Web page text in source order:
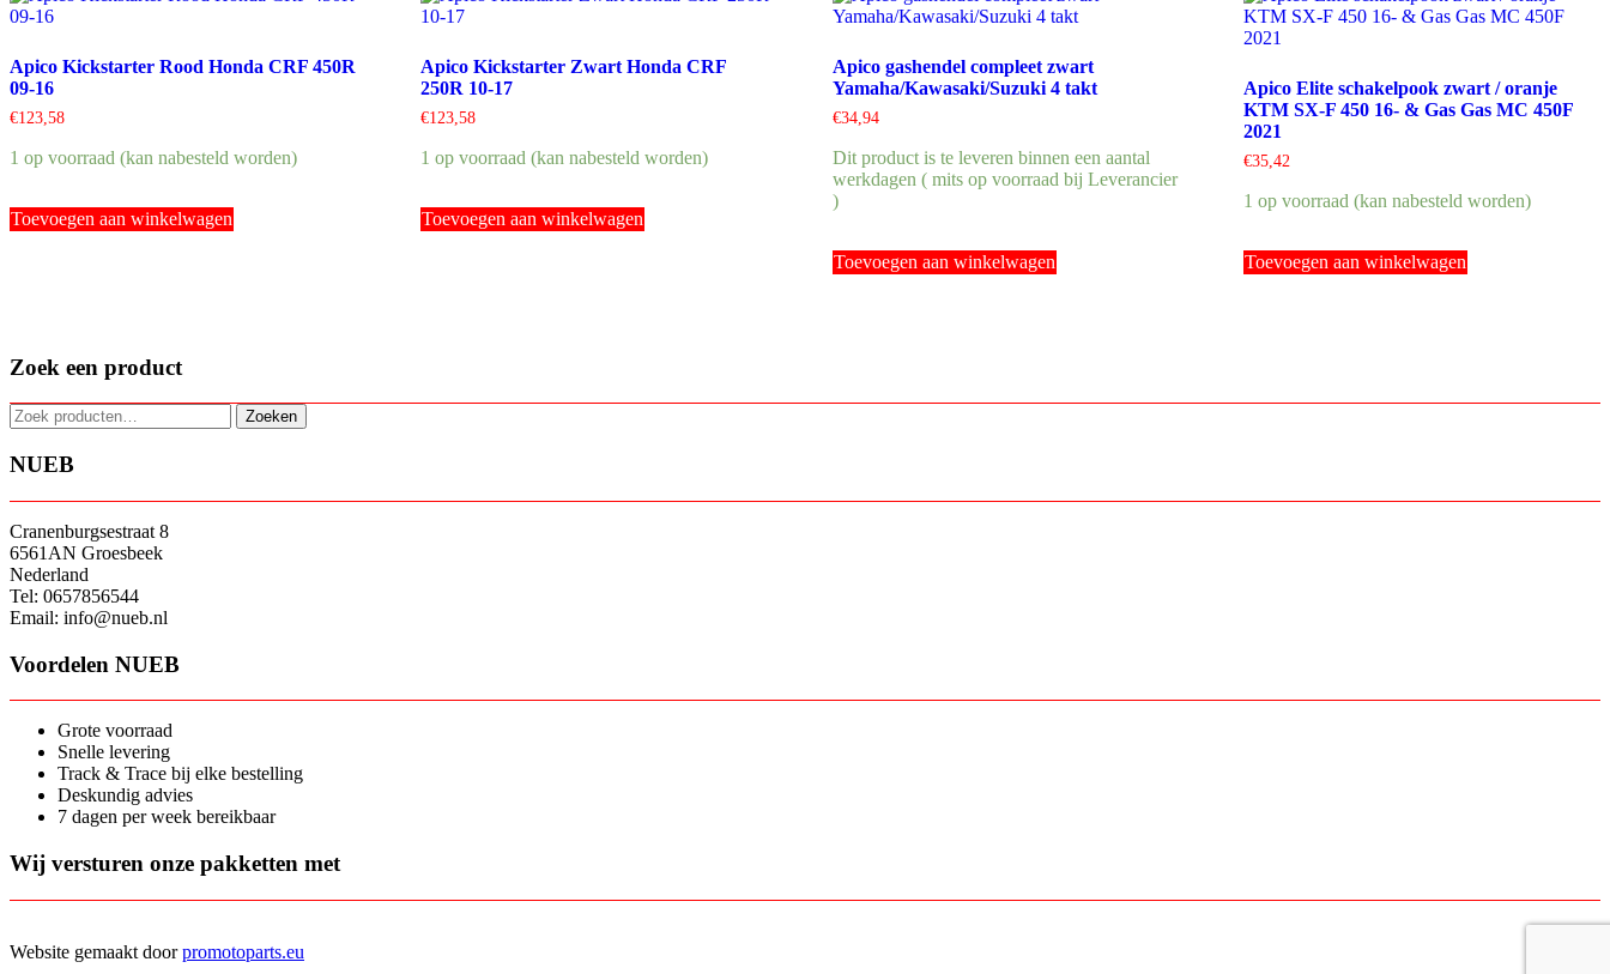
Apico Kickstarter Rood Honda CRF 450R
09-16
€123,58
1 op voorraad (kan nabesteld worden)
Toevoegen aan winkelwagen
Apico Kickstarter Zwart Honda CRF
250R 10-17
€123,58
1 op voorraad (kan nabesteld worden)
Toevoegen aan winkelwagen
Apico gashendel compleet zwart
Yamaha/Kawasaki/Suzuki 4 takt
€34,94
Dit product is te leveren binnen een aantal
werkdagen ( mits op voorraad bij Leverancier
)
Toevoegen aan winkelwagen
Apico Elite schakelpook zwart / oranje
KTM SX-F 450 16- & Gas Gas MC 450F
2021
€35,42
1 op voorraad (kan nabesteld worden)
Toevoegen aan winkelwagen
Zoek een product
Zoeken
naar:
Zoeken
NUEB
Cranenburgsestraat 8
6561AN Groesbeek
Nederland
Tel: 0657856544
Email: info@nueb.nl
Voordelen NUEB
Grote voorraad
Snelle levering
Track & Trace bij elke bestelling
Deskundig advies
7 dagen per week bereikbaar
Wij versturen onze pakketten met
Website gemaakt doorpromotoparts.eu